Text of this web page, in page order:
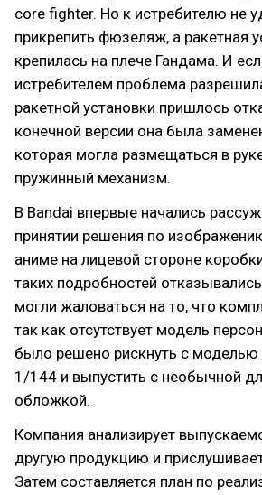
core fighter. Но к истребителю не
прикрепить фюзеляж, а ракетная
крепилась на плече Гандама. И
истребителем проблема
ракетной установки пришлось
конечной версии она была
которая могла размещаться в
пружинный механизм.
В Bandai впервые начались
принятии решения по
аниме на лицевой стороне
таких подробностей
могли жаловаться на то, что
так как отсутствует модель
было решено рискнуть с
1/144 и выпустить с необычной
обложкой.
Компания анализирует
другую продукцию и
Затем составляется план по